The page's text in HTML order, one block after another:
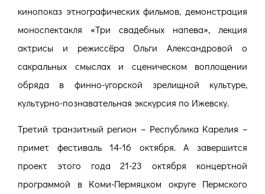
кинопоказ этнографических фильмов, демонстрация
моноспектакля «Три свадебных напева», лекция
актрисы и режиссёра Ольги Александровой о
сакральных смыслах и сценическом воплощении
обряда в финно-угорской зрелищной культуре,
культурно-познавательная экскурсия по Ижевску.
Третий транзитный регион – Республика Карелия –
примет фестиваль 14-16 октября. А завершится
проект этого года 21-23 октября концертной
программой в Коми-Пермяцком округе Пермского